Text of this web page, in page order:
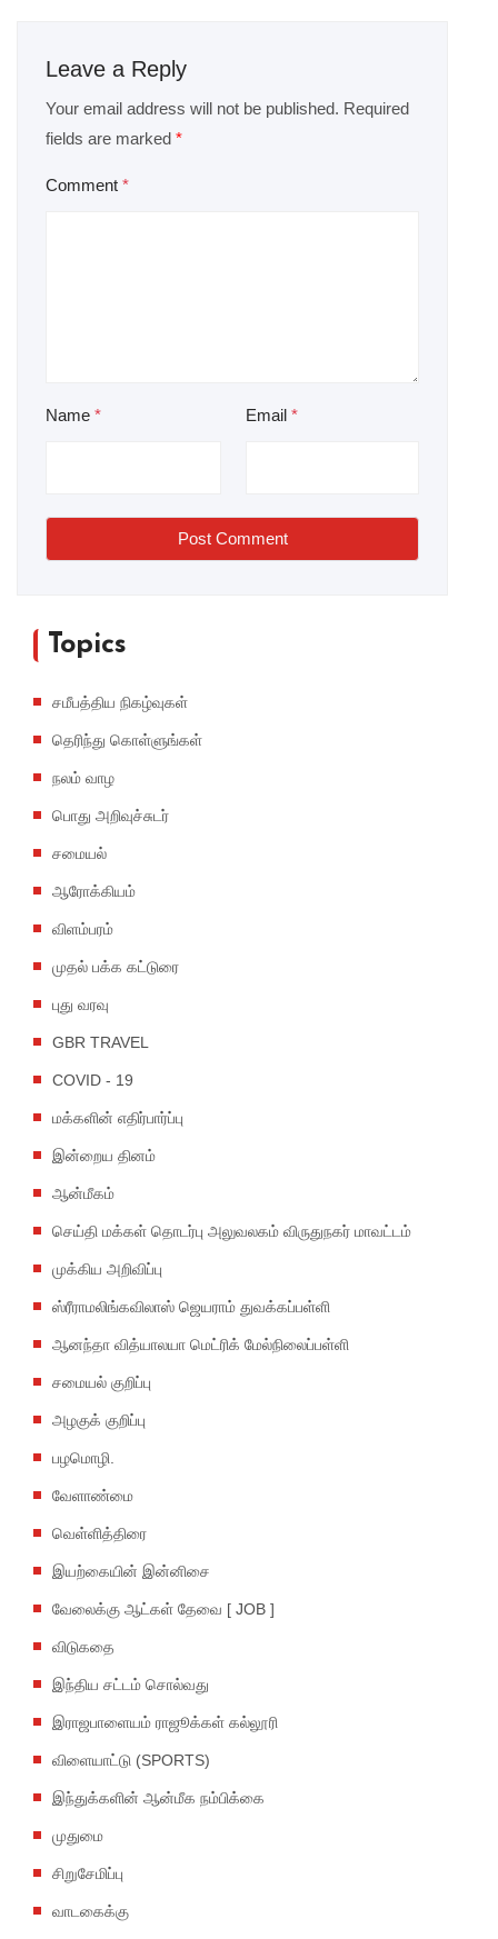
Leave a Reply
Your email address will not be published. Required
fields are marked *
Comment *
Name * Email *
Post Comment
Topics
சமீபத்திய நிகழ்வுகள்
தெரிந்து கொள்ளுங்கள்
நலம் வாழ
பொது அறிவுச்சுடர்
சமையல்
ஆரோக்கியம்
விளம்பரம்
முதல் பக்க கட்டுரை
புது வரவு
GBR TRAVEL
COVID - 19
மக்களின் எதிர்பார்ப்பு
இன்றைய தினம்
ஆன்மீகம்
செய்தி மக்கள் தொடர்பு அலுவலகம் விருதுநகர் மாவட்டம்
முக்கிய அறிவிப்பு
ஸ்ரீராமலிங்கவிலாஸ் ஜெயராம் துவக்கப்பள்ளி
ஆனந்தா வித்யாலயா மெட்ரிக் மேல்நிலைப்பள்ளி
சமையல் குறிப்பு
அழகுக் குறிப்பு
பழமொழி.
வேளாண்மை
வெள்ளித்திரை
இயற்கையின் இன்னிசை
வேலைக்கு ஆட்கள் தேவை [ JOB ]
விடுகதை
இந்திய சட்டம் சொல்வது
இராஜபாளையம் ராஜூக்கள் கல்லூரி
விளையாட்டு (SPORTS)
இந்துக்களின் ஆன்மீக நம்பிக்கை
முதுமை
சிறுசேமிப்பு
வாடகைக்கு